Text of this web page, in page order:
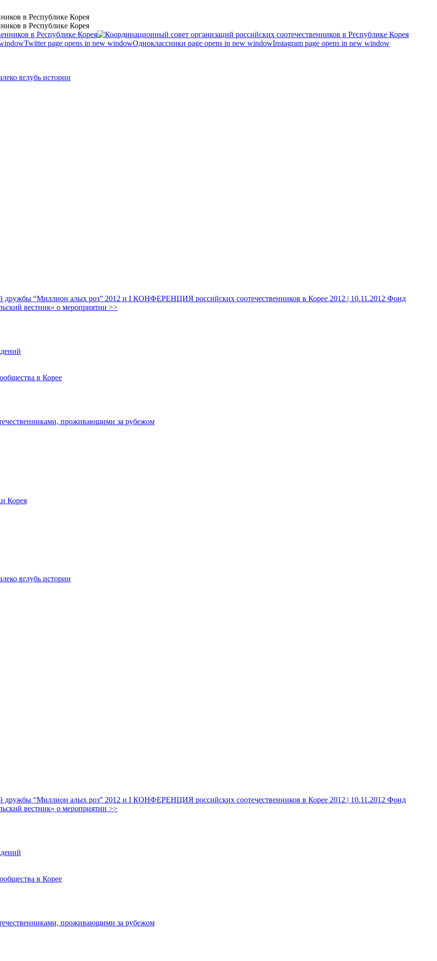
в Республике Корея
в Республике Корея
Twitter page opens in new windowОдноклассники page opens in new windowInstagram page opens in new window
вглубь истории
“Миллион алых роз” 2012 и I КОНФЕРЕНЦИЯ российских соотечественников в Корее 2012 | 10.11.2012 Фонд
вестник» о мероприятии >>
в Корее
проживающими за рубежом
Корея
вглубь истории
“Миллион алых роз” 2012 и I КОНФЕРЕНЦИЯ российских соотечественников в Корее 2012 | 10.11.2012 Фонд
вестник» о мероприятии >>
в Корее
проживающими за рубежом